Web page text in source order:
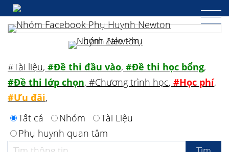
#Tài liệu, #Đề thi đầu vào, #Đề thi học bổng,
#Đề thi lớp chọn, #Chương trình học, #Học phí,
#Ưu đãi,
Tất cả
Nhóm
Tài Liệu
Phụ huynh quan tâm